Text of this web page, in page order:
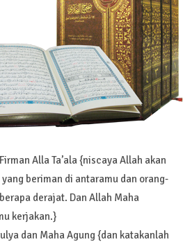
Alla Ta’ala {niscaya Allah akan
beriman di antaramu dan orang-
derajat. Dan Allah Maha
kerjakan.}
dan Maha Agung {dan katakanlah